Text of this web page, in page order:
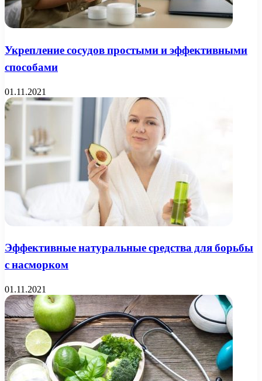
Укрепление сосудов простыми и эффективными
способами
01.11.2021
Эффективные натуральные средства для борьбы
с насморком
01.11.2021